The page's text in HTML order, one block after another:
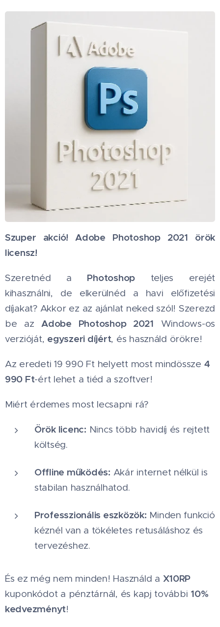
Szuper akció! Adobe Photoshop 2021 örök
licensz! 🎨
Szeretnéd a Photoshop teljes erejét
kihasználni, de elkerülnéd a havi előfizetési
díjakat? Akkor ez az ajánlat neked szól! Szerezd
be azAdobe Photoshop 2021 Windows-os
verzióját, egyszeri díjért, és használd örökre!
Az eredeti 19 990 Ft helyett most mindössze 4
990 Ft-ért lehet a tiéd a szoftver!
Miért érdemes most lecsapni rá?
Örök licenc: Nincs több havidíj és rejtett
költség.
Offline működés: Akár internet nélkül is
stabilan használhatod.
Professzionális eszközök: Minden funkció
kéznél van a tökéletes retusáláshoz és
tervezéshez.
És ez még nem minden! Használd a X10RP
kuponkódot a pénztárnál, és kapj további 10%
kedvezményt!